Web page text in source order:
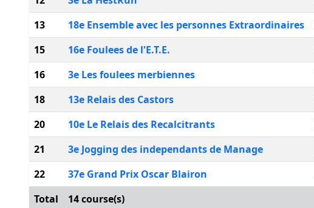
13
18e Ensemble avec les personnes Extraordinaires
15
16e Foulees de l'E.T.E.
16
3e Les foulees merbiennes
18
13e Relais des Castors
20 10e Le Relais des Recalcitrants
21 3e Jogging des independants de Manage
22 37e Grand Prix Oscar Blairon
Total
14 course(s)